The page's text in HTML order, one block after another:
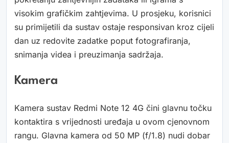
visokim grafičkim zahtjevima. U prosjeku, korisnici
su primijetili da sustav ostaje responsivan kroz cijeli
dan uz redovite zadatke poput fotografiranja,
snimanja videa i preuzimanja sadržaja.
Kamera
Kamera sustav Redmi Note 12 4G čini glavnu točku
kontaktira s vrijednosti uređaja u ovom cjenovnom
rangu. Glavna kamera od 50 MP (f/1.8) nudi dobar